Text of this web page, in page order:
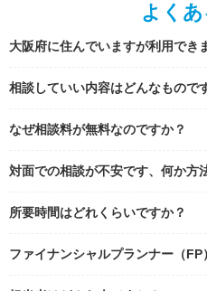
よく
大阪府に住んでいますが利用でき
相談していい内容はどんなもので
なぜ相談料が無料なのですか？
対面での相談が不安です、何か方
所要時間はどれくらいですか？
ファイナンシャルプランナー（FP